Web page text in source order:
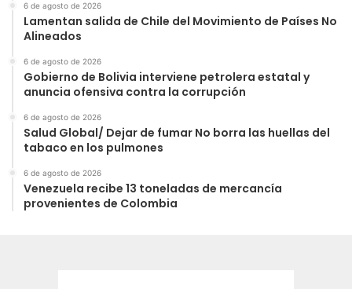
6 de agosto de 2026
Lamentan salida de Chile del Movimiento de Países No
Alineados
6 de agosto de 2026
Gobierno de Bolivia interviene petrolera estatal y
anuncia ofensiva contra la corrupción
6 de agosto de 2026
Salud Global/ Dejar de fumar No borra las huellas del
tabaco en los pulmones
6 de agosto de 2026
Venezuela recibe 13 toneladas de mercancía
provenientes de Colombia